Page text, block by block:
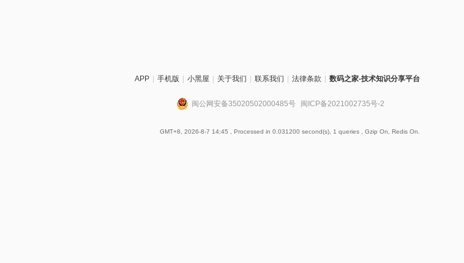
APP 手机版 小黑屋 关于我们 联系我们 法律条款 数码之家-技术知识分享平台
闽公网安备35020502000485号 闽ICP备2021002735号-2
GMT+8, 2026-8-7 14:45 , Processed in 0.031200 second(s), 1 queries , Gzip On, Redis On.